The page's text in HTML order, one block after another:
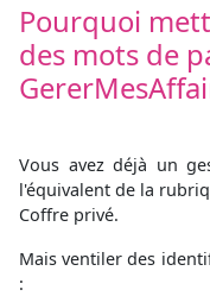
Pourquoi
des mots de
Vous avez déjà un
l'équivalent de la
Coffre privé.
Mais ventiler des
: